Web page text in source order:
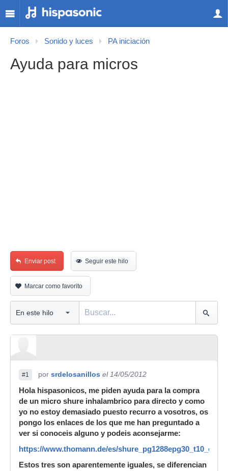
Foros Sonido y luces PA iniciación
Ayuda para micros
Enviar post Seguir este hilo
Marcar como favorito
#1 por srdelosanillos el 14/05/2012
Hola hispasonicos, me piden ayuda para la compra
de un micro shure inhalambrico para directo y como
yo no estoy demasiado puesto recurro a vosotros, os
pongo los enlaces de los que me han preguntado a
ver si conoceis alguno y podeis aconsejarme:
https://www.thomann.de/es/
Estos tres son aparentemente iguales, se diferencian